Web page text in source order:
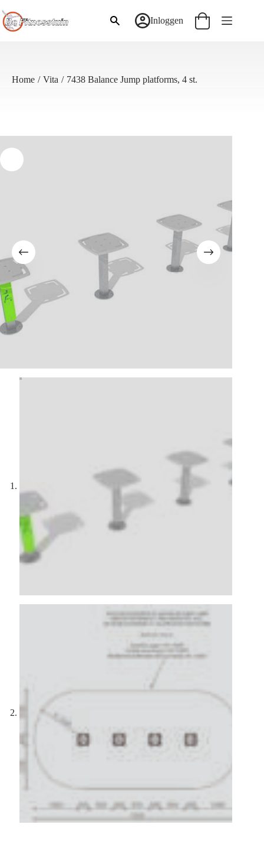
naar
de
Inloggen Winkelwagen
Home / Vita / 7438 Balance Jump platforms, 4 st.